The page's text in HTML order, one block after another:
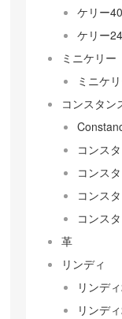
ケリー
ケリー
ミニケリー
ミニケ
コンスタン
コンス
コンス
コンス
コンス
革
リンディ
リンデ
リンデ